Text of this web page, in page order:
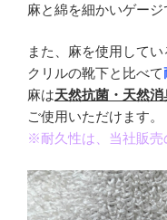
麻と綿を細かいゲージ
また、麻を使用して
クリルの靴下と比べて
麻は天然抗菌・天然消
ご使用いただけます。
※耐久性は、当社販売